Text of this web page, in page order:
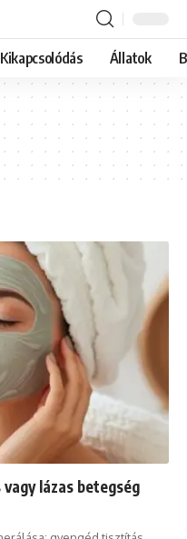
Kikapcsolódás Állatok
lázas betegség